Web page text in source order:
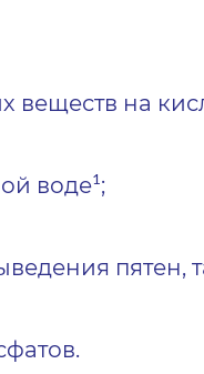
х веществ на
воде1;
пятен,